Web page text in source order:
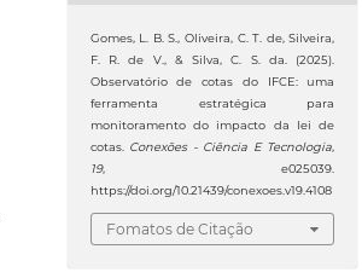
Gomes, L. B. S., Oliveira, C. T. de, Silveira,
F. R. de V., & Silva, C. S. da. (2025).
Observatório de cotas do IFCE: uma
ferramenta estratégica para
monitoramento do impacto da lei de
cotas. Conexões - Ciência E Tecnologia,
19, e025039.
https://doi.org/10.21439/conexoes.v19.4108
Fomatos de Citação